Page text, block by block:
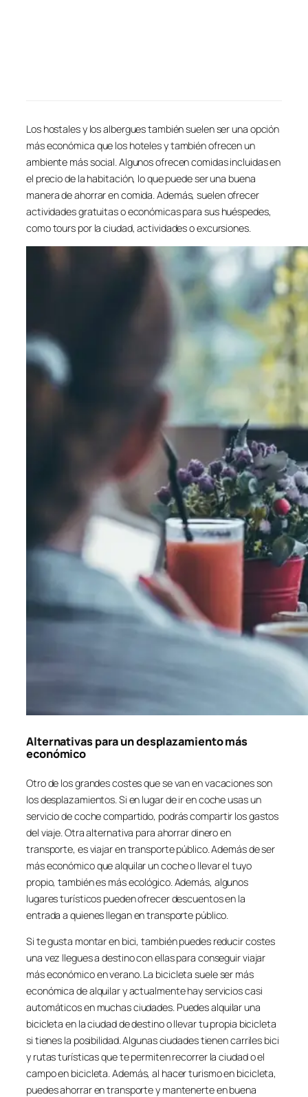
Los hostales y los albergues también suelen ser una opción
más económica que los hoteles y también ofrecen un
ambiente más social. Algunos ofrecen comidas incluidas en
el precio de la habitación, lo que puede ser una buena
manera de ahorrar en comida. Además, suelen ofrecer
actividades gratuitas o económicas para sus huéspedes,
como tours por la ciudad, actividades o excursiones.
Alternativas para un desplazamiento más
económico
Otro de los grandes costes que se van en vacaciones son
los desplazamientos. Si en lugar de ir en coche usas un
servicio de coche compartido, podrás compartir los gastos
del viaje. Otra alternativa para ahorrar dinero en
transporte, es viajar en transporte público. Además de ser
más económico que alquilar un coche o llevar el tuyo
propio, también es más ecológico. Además, algunos
lugares turísticos pueden ofrecer descuentos en la
entrada a quienes llegan en transporte público.
Si te gusta montar en bici, también puedes reducir costes
una vez llegues a destino con ellas para conseguir viajar
más económico en verano. La bicicleta suele ser más
económica de alquilar y actualmente hay servicios casi
automáticos en muchas ciudades. Puedes alquilar una
bicicleta en la ciudad de destino o llevar tu propia bicicleta
si tienes la posibilidad. Algunas ciudades tienen carriles bici
y rutas turísticas que te permiten recorrer la ciudad o el
campo en bicicleta. Además, al hacer turismo en bicicleta,
puedes ahorrar en transporte y mantenerte en buena